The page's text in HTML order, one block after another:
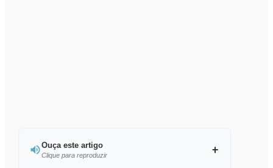
Ouça este artigo
Clique para reproduzir